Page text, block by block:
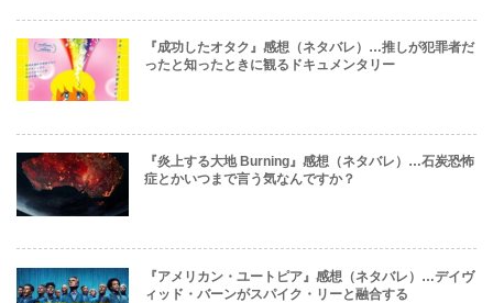
『成功したオタク』感想（ネタバレ）…推しが犯罪者だ
ったと知ったときに観るドキュメンタリー
『炎上する大地 Burning』感想（ネタバレ）…石炭恐怖
症とかいつまで言う気なんですか？
『アメリカン・ユートピア』感想（ネタバレ）…デイヴ
ィッド・バーンがスパイク・リーと融合する